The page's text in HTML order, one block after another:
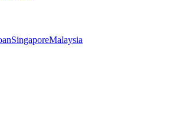
SingaporeMalaysia